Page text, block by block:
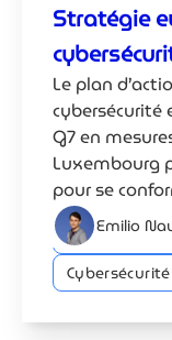
Stratégie
Le plan
G7 en
Luxembourg
pour se
Emilio
Cybersécurité
Intelligence